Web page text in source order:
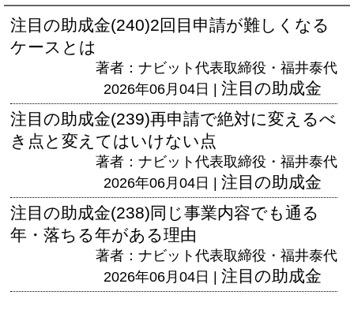
注目の助成金(240)2回目申請が難しくなる
ケースとは
著者：ナビット代表取締役・福井泰代
2026年06月04日 | 注目の助成金
注目の助成金(239)再申請で絶対に変えるべ
き点と変えてはいけない点
著者：ナビット代表取締役・福井泰代
2026年06月04日 | 注目の助成金
注目の助成金(238)同じ事業内容でも通る
年・落ちる年がある理由
著者：ナビット代表取締役・福井泰代
2026年06月04日 | 注目の助成金